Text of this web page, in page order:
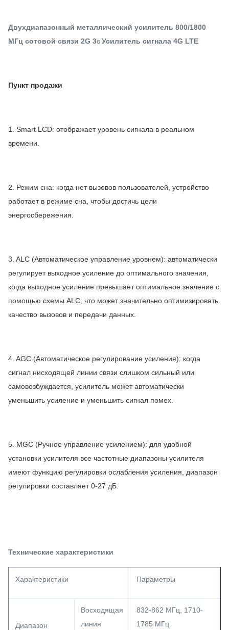
Двухдиапазонный металлический усилитель 800/1800
МГц сотовой связи 2G 3G Усилитель сигнала 4G LTE
Пункт продажи
1. Smart LCD: отображает уровень сигнала в реальном
времени.
2. Режим сна: когда нет вызовов пользователей, устройство
работает в режиме сна, чтобы достичь цели
энергосбережения.
3. ALC (Автоматическое управление уровнем): автоматически
регулирует выходное усиление до оптимального значения,
когда выходное усиление превышает оптимальное значение с
помощью схемы ALC, что может значительно оптимизировать
качество вызовов и передачи данных.
4. AGC (Автоматическое регулирование усиления): когда
сигнал нисходящей линии связи слишком сильный или
самовозбуждается, усилитель может автоматически
уменьшить усиление и уменьшить сигнал помех.
5. MGC (Ручное управление усилением): для удобной
установки усилителя все частотные диапазоны усилителя
имеют функцию регулировки ослабления усиления, диапазон
регулировки составляет 0-27 дБ.
Технические характеристики
Характеристики Параметры
Диапазон
Восходящая
линия
832-862 МГц, 1710-
1785 МГц